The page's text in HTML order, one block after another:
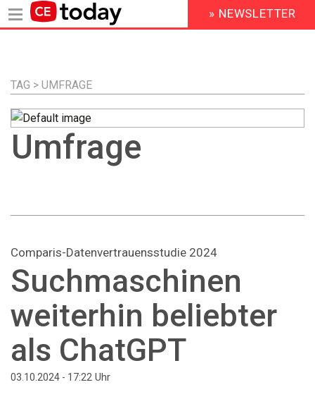
Inhalt
HEADER
MENU
» NEWSLETTER
TAG > UMFRAGE
Umfrage
Comparis-Datenvertrauensstudie 2024
Suchmaschinen
weiterhin beliebter
als ChatGPT
03.10.2024 - 17:22 Uhr